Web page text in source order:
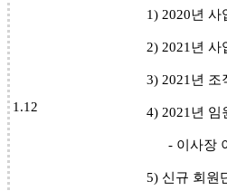
1.12
1) 2020년 사업
2) 2021년 사업(
3) 2021년 조직
4) 2021년 임
- 이사장 이규
5) 신규 회원단